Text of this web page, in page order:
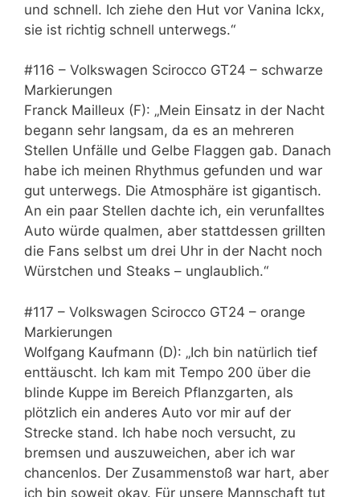
und schnell. Ich ziehe den Hut vor Vanina Ickx,
sie ist richtig schnell unterwegs.“
#116 – Volkswagen Scirocco GT24 – schwarze
Markierungen
Franck Mailleux (F): „Mein Einsatz in der Nacht
begann sehr langsam, da es an mehreren
Stellen Unfälle und Gelbe Flaggen gab. Danach
habe ich meinen Rhythmus gefunden und war
gut unterwegs. Die Atmosphäre ist gigantisch.
An ein paar Stellen dachte ich, ein verunfalltes
Auto würde qualmen, aber stattdessen grillten
die Fans selbst um drei Uhr in der Nacht noch
Würstchen und Steaks – unglaublich.“
#117 – Volkswagen Scirocco GT24 – orange
Markierungen
Wolfgang Kaufmann (D): „Ich bin natürlich tief
enttäuscht. Ich kam mit Tempo 200 über die
blinde Kuppe im Bereich Pflanzgarten, als
plötzlich ein anderes Auto vor mir auf der
Strecke stand. Ich habe noch versucht, zu
bremsen und auszuweichen, aber ich war
chancenlos. Der Zusammenstoß war hart, aber
ich bin soweit okay. Für unsere Mannschaft tut